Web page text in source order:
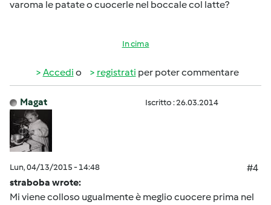
varoma le patate o cuocerle nel boccale col latte?
In cima
Accedi o registrati per poter commentare
Magat Iscritto : 26.03.2014
Lun, 04/13/2015 - 14:48
#4
straboba wrote:
Mi viene colloso ugualmente è meglio cuocere prima nel